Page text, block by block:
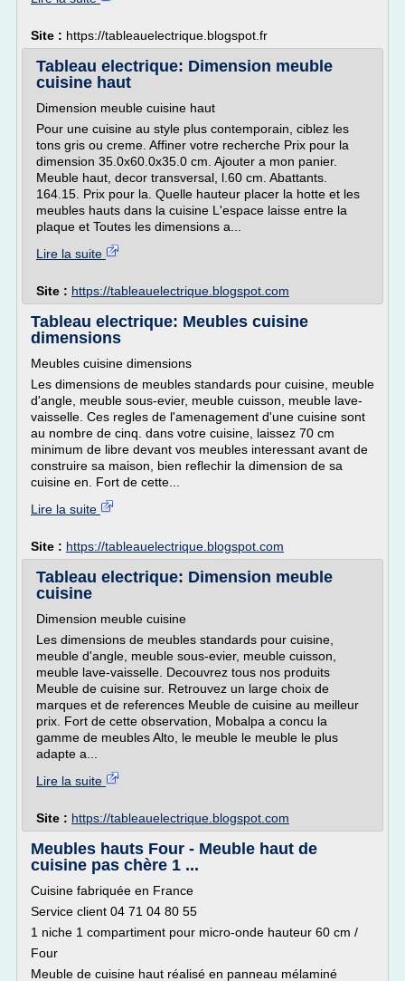
Site : https://tableauelectrique.blogspot.fr
Tableau electrique: Dimension meuble
cuisine haut
Dimension meuble cuisine haut
Pour une cuisine au style plus contemporain, ciblez les
tons gris ou creme. Affiner votre recherche Prix pour la
dimension 35.0x60.0x35.0 cm. Ajouter a mon panier.
Meuble haut, decor transversal, l.60 cm. Abattants.
164.15. Prix pour la. Quelle hauteur placer la hotte et les
meubles hauts dans la cuisine L'espace laisse entre la
plaque et Toutes les dimensions a...
Lire la suite
Site : https://tableauelectrique.blogspot.com
Tableau electrique: Meubles cuisine
dimensions
Meubles cuisine dimensions
Les dimensions de meubles standards pour cuisine, meuble
d'angle, meuble sous-evier, meuble cuisson, meuble lave-
vaisselle. Ces regles de l'amenagement d'une cuisine sont
au nombre de cinq. dans votre cuisine, laissez 70 cm
minimum de libre devant vos meubles interessant avant de
construire sa maison, bien reflechir la dimension de sa
cuisine en. Fort de cette...
Lire la suite
Site : https://tableauelectrique.blogspot.com
Tableau electrique: Dimension meuble
cuisine
Dimension meuble cuisine
Les dimensions de meubles standards pour cuisine,
meuble d'angle, meuble sous-evier, meuble cuisson,
meuble lave-vaisselle. Decouvrez tous nos produits
Meuble de cuisine sur. Retrouvez un large choix de
marques et de references Meuble de cuisine au meilleur
prix. Fort de cette observation, Mobalpa a concu la
gamme de meubles Alto, le meuble le meuble le plus
adapte a...
Lire la suite
Site : https://tableauelectrique.blogspot.com
Meubles hauts Four - Meuble haut de
cuisine pas chère 1 ...
Cuisine fabriquée en France
Service client 04 71 04 80 55
1 niche 1 compartiment pour micro-onde hauteur 60 cm /
Four
Meuble de cuisine haut réalisé en panneau mélaminé